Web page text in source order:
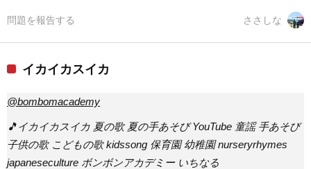
ささしな
問題を報告する
イカイカスイカ
@bombomacademy
🎵イカイカスイカ 夏の歌 夏の手あそび YouTube 童謡 手あそび
子供の歌 こどもの歌 kidssong 保育園 幼稚園 nurseryrhymes
japaneseculture ボンボンアカデミー いちなる